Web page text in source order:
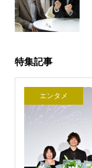
特集記事
エンタメ